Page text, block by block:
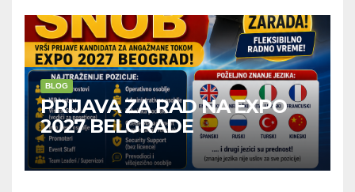
BLOG
PRIJAVA ZA RAD NA EXPO
2027 BELGRADE